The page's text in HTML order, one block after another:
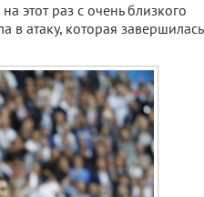
этот раз с очень близкого
в атаку, которая завершилась